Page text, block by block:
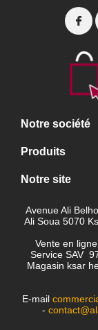
Notre société
Produits
Notre site
Avenue Ali
Ali Soua 5070
Vente en
Service SAV
Magasin ksar
E-mail
-